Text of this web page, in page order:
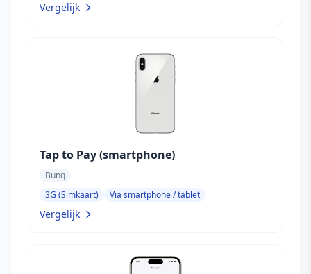
Vergelijk
Tap to Pay (smartphone)
Bunq
3G (Simkaart)
Via smartphone / tablet
Vergelijk